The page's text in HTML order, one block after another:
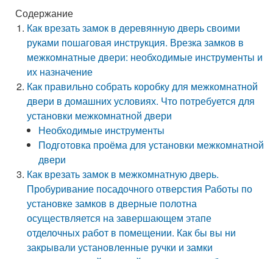
Содержание
Как врезать замок в деревянную дверь своими
руками пошаговая инструкция. Врезка замков в
межкомнатные двери: необходимые инструменты и
их назначение
Как правильно собрать коробку для межкомнатной
двери в домашних условиях. Что потребуется для
установки межкомнатной двери
Необходимые инструменты
Подготовка проёма для установки межкомнатной
двери
Как врезать замок в межкомнатную дверь.
Пробуривание посадочного отверстия Работы по
установке замков в дверные полотна
осуществляется на завершающем этапе
отделочных работ в помещении. Как бы вы ни
закрывали установленные ручки и замки